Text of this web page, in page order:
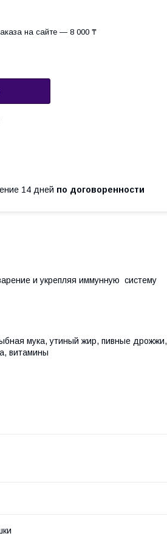
на сайте — 8 000 ₸
14 дней по договоренности
и укрепляя иммунную систему
мука, утиный жир, пивные
витамины